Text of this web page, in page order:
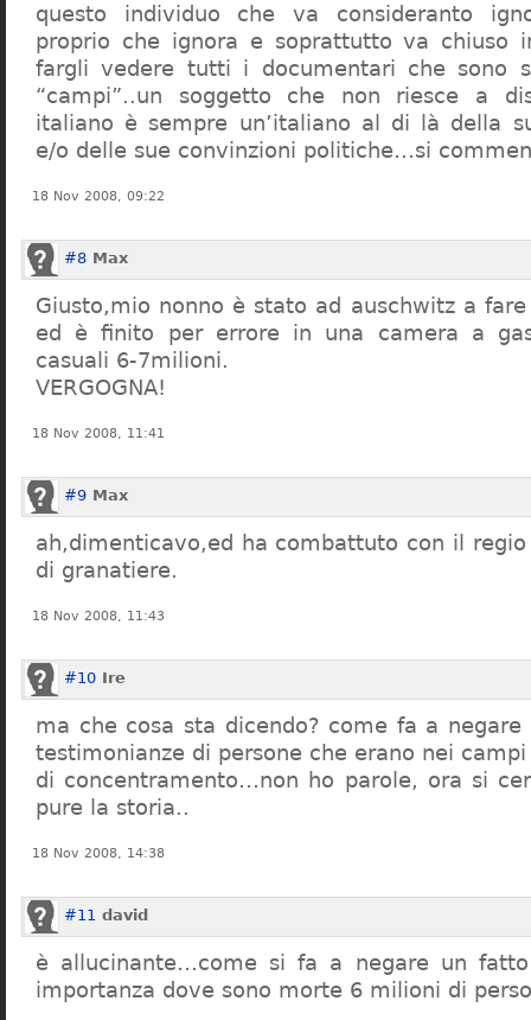
questo individuo che va consideranto
proprio che ignora e soprattutto va chiuso
fargli vedere tutti i documentari che sono
“campi”..un soggetto che non riesce a
italiano è sempre un’italiano al di là della
e/o delle sue convinzioni politiche…si
18 Nov 2008, 09:22
#8 Max
Giusto,mio nonno è stato ad auschwitz a
ed è finito per errore in una camera a
casuali 6-7milioni.
VERGOGNA!
18 Nov 2008, 11:41
#9 Max
ah,dimenticavo,ed ha combattuto con il
di granatiere.
18 Nov 2008, 11:43
#10 Ire
ma che cosa sta dicendo? come fa a
testimonianze di persone che erano nei campi
di concentramento…non ho parole, ora si
pure la storia..
18 Nov 2008, 14:38
#11 david
è allucinante…come si fa a negare un
importanza dove sono morte 6 milioni di